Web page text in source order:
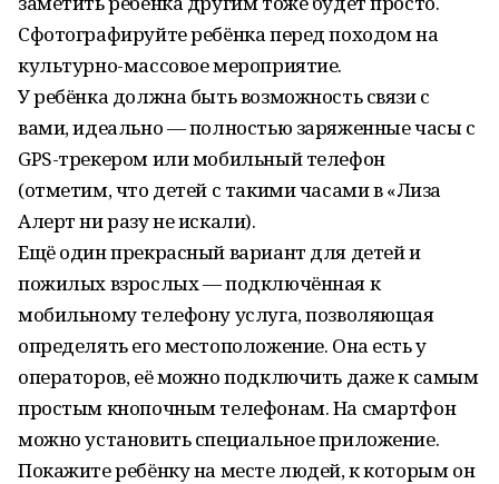
Сфотографируйте ребёнка перед походом на
культурно-массовое мероприятие.
У ребёнка должна быть возможность связи с
вами, идеально — полностью заряженные часы с
GPS-трекером или мобильный телефон
(отметим, что детей с такими часами в «Лиза
Алерт ни разу не искали).
Ещё один прекрасный вариант для детей и
пожилых взрослых — подключённая к
мобильному телефону услуга, позволяющая
определять его местоположение. Она есть у
операторов, её можно подключить даже к самым
простым кнопочным телефонам. На смартфон
можно установить специальное приложение.
Покажите ребёнку на месте людей, к которым он